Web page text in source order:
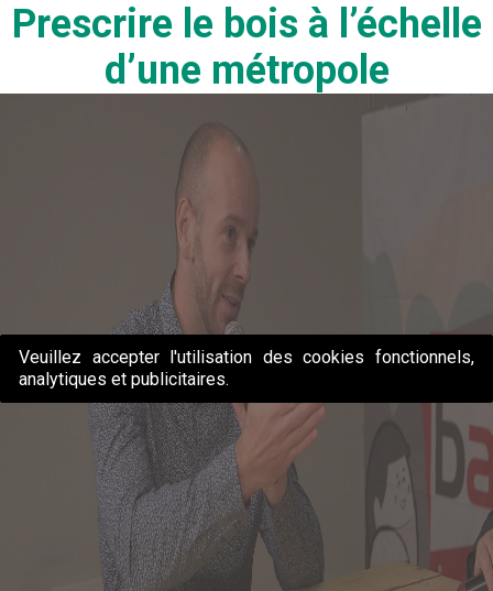
Prescrire le bois à l’échelle
d’une métropole
Veuillez accepter l'utilisation des cookies fonctionnels,
analytiques et publicitaires.